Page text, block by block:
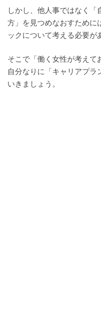
しかし、他人事ではなく「
方」を見つめなおすために
ックについて考える必要が
そこで「働く女性が考えて
自分なりに「キャリアプラ
いきましょう。